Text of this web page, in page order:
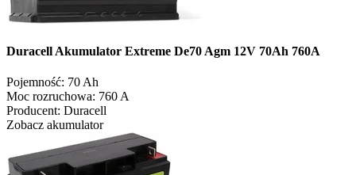
Duracell Akumulator Extreme De70 Agm 12V 70Ah 760A
Pojemność: 70 Ah
Moc rozruchowa: 760 A
Producent: Duracell
Zobacz akumulator